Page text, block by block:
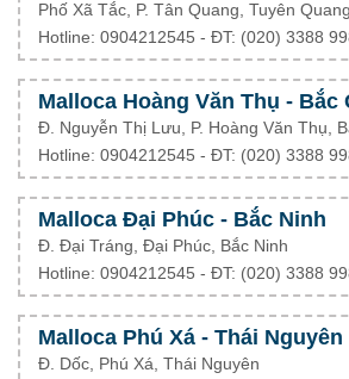
Phố Xã Tắc, P. Tân Quang, Tuyên Quang
Hotline: 0904212545 - ĐT: (020) 3388
Malloca Hoàng Văn Thụ - Bắc
Đ. Nguyễn Thị Lưu, P. Hoàng Văn Thụ,
Hotline: 0904212545 - ĐT: (020) 3388
Malloca Đại Phúc - Bắc Ninh
Đ. Đại Tráng, Đại Phúc, Bắc Ninh
Hotline: 0904212545 - ĐT: (020) 3388
Malloca Phú Xá - Thái Nguyên
Đ. Dốc, Phú Xá, Thái Nguyên